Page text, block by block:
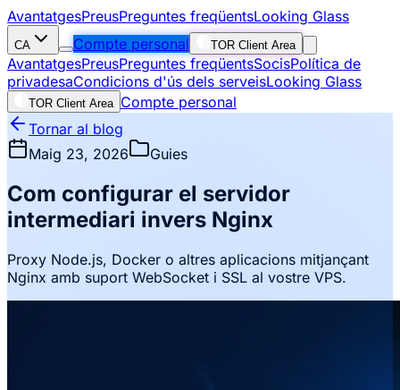
AvantatgesPreusPreguntes freqüentsLooking Glass
CA Compte personal TOR Client Area
AvantatgesPreusPreguntes freqüentsSocisPolítica de
privadesaCondicions d'ús dels serveisLooking Glass
TOR Client Area Compte personal
Tornar al blog
Maig 23, 2026
Guies
Com configurar el servidor
intermediari invers Nginx
Proxy Node.js, Docker o altres aplicacions mitjançant
Nginx amb suport WebSocket i SSL al vostre VPS.